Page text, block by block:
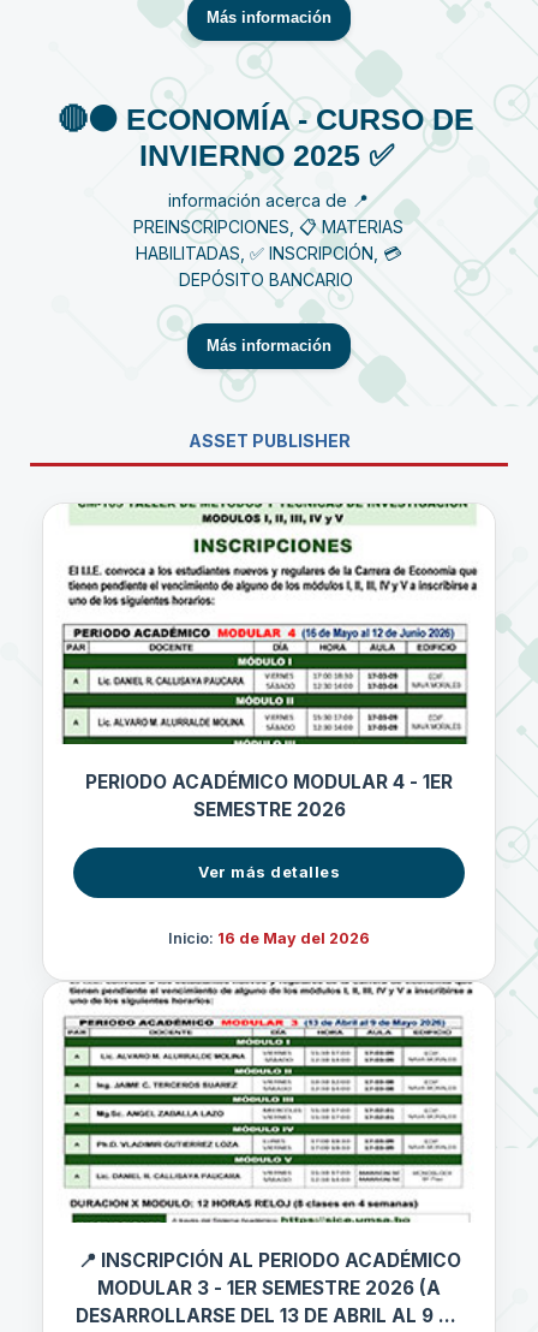
Más información
🔴⚫️ ECONOMÍA - CURSO DE
INVIERNO 2025 ✅
información acerca de 📍
PREINSCRIPCIONES, 📋 MATERIAS
HABILITADAS, ✅ INSCRIPCIÓN, 💳
DEPÓSITO BANCARIO
Más información
ASSET PUBLISHER
PERIODO ACADÉMICO MODULAR 4 - 1ER
SEMESTRE 2026
Ver más detalles
Inicio: 16 de May del 2026
📍 INSCRIPCIÓN AL PERIODO ACADÉMICO
MODULAR 3 - 1ER SEMESTRE 2026 (A
DESARROLLARSE DEL 13 DE ABRIL AL 9 DE